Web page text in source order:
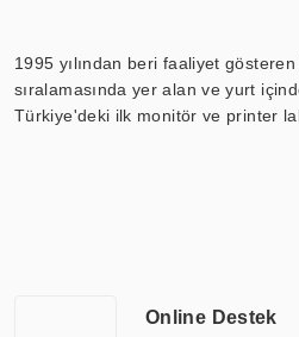
1995 yılından beri faaliyet
sıralamasında yer alan ve yurt
Türkiye'deki ilk monitör ve printer
arasında yer almaktadır. ERPA
yılların getirdiği bilgi ve tecrübe ile
Online Destek